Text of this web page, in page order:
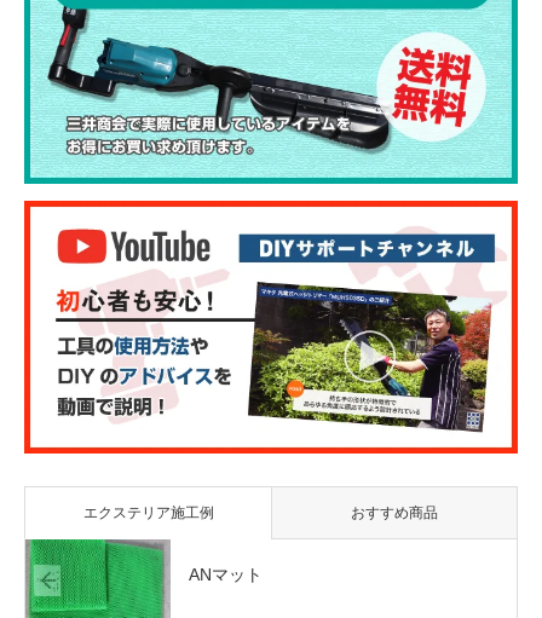
エクステリア施工例 おすすめ商品
ANマット